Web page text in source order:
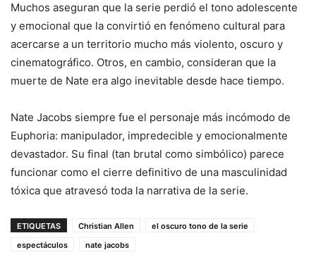
Muchos aseguran que la serie perdió el tono adolescente
y emocional que la convirtió en fenómeno cultural para
acercarse a un territorio mucho más violento, oscuro y
cinematográfico. Otros, en cambio, consideran que la
muerte de Nate era algo inevitable desde hace tiempo.
Nate Jacobs siempre fue el personaje más incómodo de
Euphoria: manipulador, impredecible y emocionalmente
devastador. Su final (tan brutal como simbólico) parece
funcionar como el cierre definitivo de una masculinidad
tóxica que atravesó toda la narrativa de la serie.
ETIQUETAS Christian Allen
el oscuro tono de la serie
espectáculos
nate jacobs